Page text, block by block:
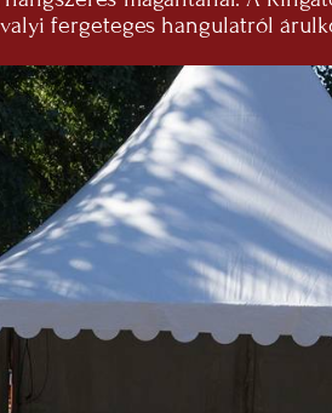
fergeteges hangulatról